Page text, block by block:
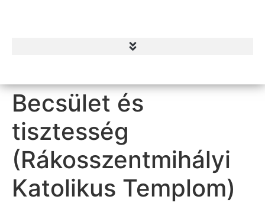
Becsület és
tisztesség
(Rákosszentmihályi
Katolikus Templom)